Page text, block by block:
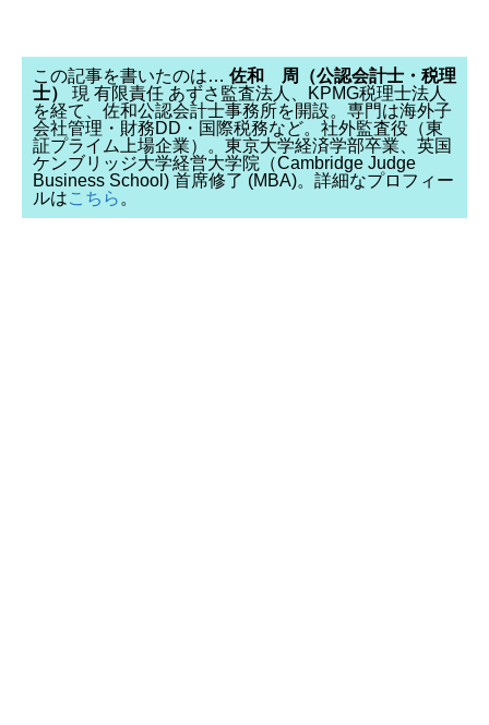
この記事を書いたのは… 佐和 周（公認会計士・税理
士）
現 有限責任 あずさ監査法人、KPMG税理士法人
を経て、佐和公認会計士事務所を開設。専門は海外子
会社管理・財務DD・国際税務など。社外監査役（東
証プライム上場企業）。東京大学経済学部卒業、英国
ケンブリッジ大学経営大学院（Cambridge Judge
Business School) 首席修了 (MBA)。詳細なプロフィー
ルはこちら 。